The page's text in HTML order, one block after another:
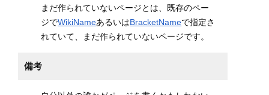
まだ作られていないページとは、既存のペー
ジでWikiNameあるいはBracketNameで指定さ
れていて、まだ作られていないページです。
備考